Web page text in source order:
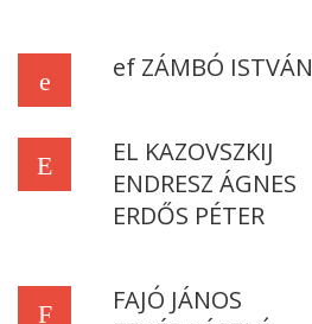
e ef ZÁMBÓ ISTVÁN
E
EL KAZOVSZKIJ
ENDRESZ ÁGNES
ERDŐS PÉTER
F
FAJÓ JÁNOS